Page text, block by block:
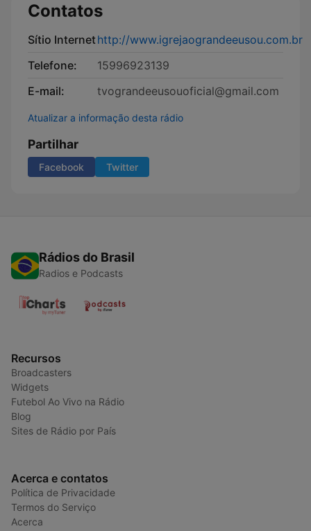
Contatos
Sítio Internethttp://www.igrejaograndeeusou.com.br
Telefone:
15996923139
E-mail:
tvograndeeusouoficial@gmail.com
Atualizar a informação desta rádio
Partilhar
Facebook Twitter
Rádios do Brasil
Radios e Podcasts
Recursos
Broadcasters
Widgets
Futebol Ao Vivo na Rádio
Blog
Sites de Rádio por País
Acerca e contatos
Política de Privacidade
Termos do Serviço
Acerca